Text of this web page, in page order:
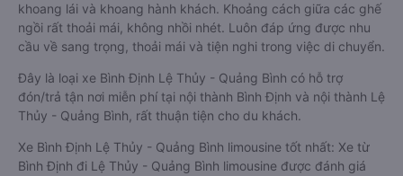
khoang lái và khoang hành khách. Khoảng cách giữa các ghế
ngồi rất thoải mái, không nhồi nhét. Luôn đáp ứng được nhu
cầu về sang trọng, thoải mái và tiện nghi trong việc di chuyển.
Đây là loại xe Bình Định Lệ Thủy - Quảng Bình có hỗ trợ
đón/trả tận nơi miễn phí tại nội thành Bình Định và nội thành Lệ
Thủy - Quảng Bình, rất thuận tiện cho du khách.
Xe Bình Định Lệ Thủy - Quảng Bình limousine tốt nhất: Xe từ
Bình Định đi Lệ Thủy - Quảng Bình limousine được đánh giá